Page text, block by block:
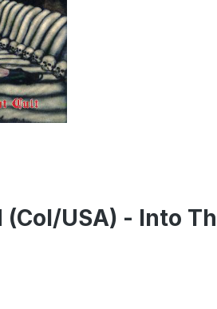
USA) - Into